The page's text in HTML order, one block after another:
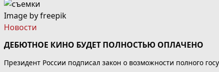
Image by freepik
Новости
ДЕБЮТНОЕ КИНО БУДЕТ ПОЛНОСТЬЮ ОПЛАЧЕНО
Президент России подписал закон о возможности полного